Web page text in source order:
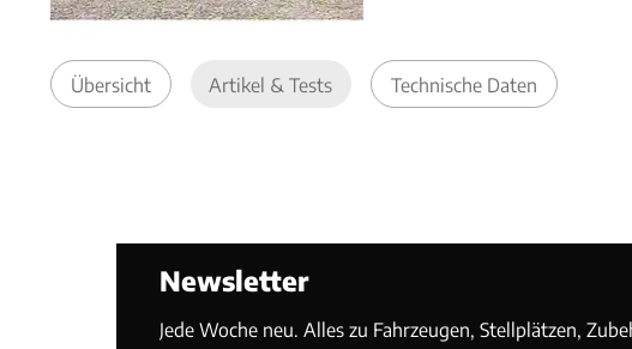
Übersicht Artikel & Tests Technische Daten
Newsletter
Jede Woche neu. Alles zu Fahrzeugen, Stellplätzen,